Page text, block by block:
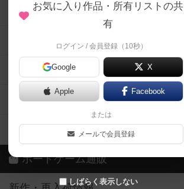
お気に入り作品・所有リストの共
有
ログイン / 会員登録（10秒）
Google X
Apple Facebook
または
メールで会員登録
しばらく表示しない
メカニクス特集
掲示板・トピックス
ボドとも・会員一覧
ボードゲーム業界コラム
ボドゲーマご利用案内
ボードゲーム通販